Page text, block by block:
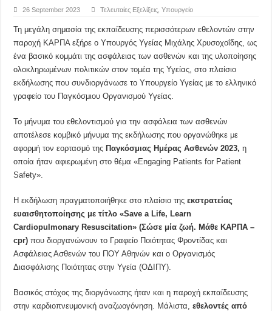
26 September 2023 Τελευταίες Εξελίξεις ,Υπουργείο
Τη μεγάλη σημασία της εκπαίδευσης περισσότερων εθελοντών στην
παροχή ΚΑΡΠΑ εξήρε ο Υπουργός Υγείας Μιχάλης Χρυσοχοΐδης, ως
ένα βασικό κομμάτι της ασφάλειας των ασθενών και της υλοποίησης
ολοκληρωμένων πολιτικών στον τομέα της Υγείας, στο πλαίσιο
εκδήλωσης που συνδιοργάνωσε το Yπουργείο Υγείας με το ελληνικό
γραφείο του Παγκόσμιου Οργανισμού Υγείας.
Το μήνυμα του εθελοντισμού για την ασφάλεια των ασθενών
αποτέλεσε κομβικό μήνυμα της εκδήλωσης που οργανώθηκε με
αφορμή τον εορτασμό της Παγκόσμιας Ημέρας Ασθενών 2023, η
οποία ήταν αφιερωμένη στο θέμα «Engaging Patients for Patient
Safety».
Η εκδήλωση πραγματοποιήθηκε στο πλαίσιο τηςεκστρατείας
ευαισθητοποίησης με τίτλο «Save a Life, Learn
Cardiopulmonary Resuscitation» (Σώσε μία ζωή. Μάθε ΚΑΡΠΑ –
cpr) που διοργανώνουν το Γραφείο Ποιότητας Φροντίδας και
Ασφάλειας Ασθενών του ΠΟΥ Αθηνών και ο Οργανισμός
Διασφάλισης Ποιότητας στην Υγεία (ΟΔΙΠΥ).
Βασικός στόχος της διοργάνωσης ήταν και η παροχή εκπαίδευσης
στην καρδιοπνευμονική αναζωογόνηση. Μάλιστα,εθελοντές από